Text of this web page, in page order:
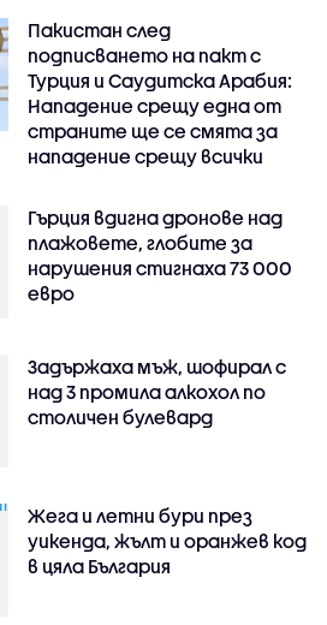
Пакистан след
подписването на пакт с
Турция и Саудитска Арабия:
Нападение срещу една от
страните ще се смята за
нападение срещу всички
Гърция вдигна дронове над
плажовете, глобите за
нарушения стигнаха 73 000
евро
Задържаха мъж, шофирал с
над 3 промила алкохол по
столичен булевард
Жега и летни бури през
уикенда, жълт и оранжев код
в цяла България